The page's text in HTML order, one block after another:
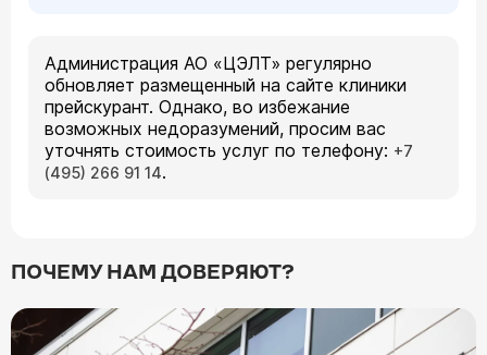
Администрация АО «ЦЭЛТ» регулярно
обновляет размещенный на сайте клиники
прейскурант. Однако, во избежание
возможных недоразумений, просим вас
уточнять стоимость услуг по телефону: +7
(495) 266 91 14.
ПОЧЕМУ НАМ ДОВЕРЯЮТ?